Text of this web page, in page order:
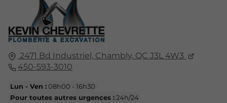
2471 Bd Industriel, Chambly, QCJ3L 4W3
450-593-3010
Lun - Ven :08h00 - 16h30
Pour toutes autres urgences :24h/24